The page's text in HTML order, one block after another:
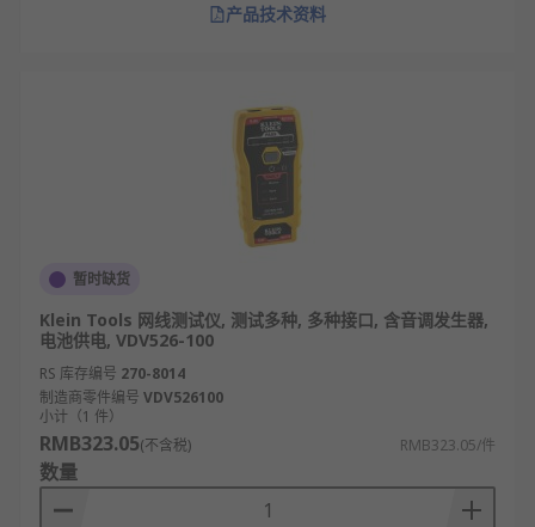
产品技术资料
暂时缺货
Klein Tools 网线测试仪, 测试多种, 多种接口, 含音调发生器,
电池供电, VDV526-100
RS 库存编号 270-8014
制造商零件编号 VDV526100
小计（1 件）
RMB323.05(不含税) RMB323.05/件
数量